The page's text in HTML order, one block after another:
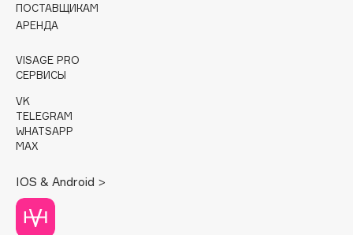
D
d'Alba
DARLING*
Darphin
Deonica
Dessange
Dior
ПОСТАВЩИКАМ
АРЕНДА
VISAGE PRO
СЕРВИСЫ
VK
TELEGRAM
WHATSAPP
MAX
IOS & Android >